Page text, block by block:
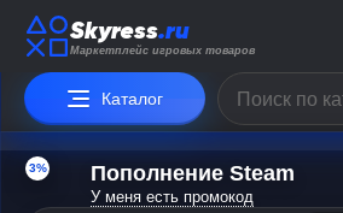
Skyress.ru
Маркетплейс игровых товаров
Каталог
3% Пополнение Steam
У меня есть промокод